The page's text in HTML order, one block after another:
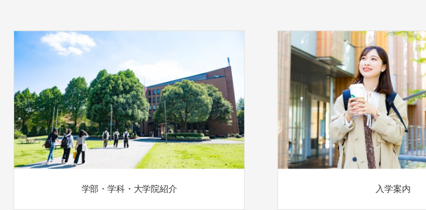
学部・学科・大学院紹介 入学案内